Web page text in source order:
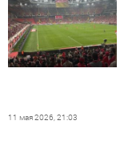
11 мая 2026, 21:03